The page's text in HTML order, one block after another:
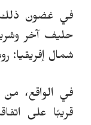
في غضون
حليف آخر
شمال إفريقيا:
في الواقع،
قريبًا على